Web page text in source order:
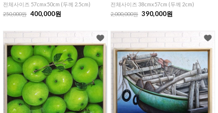
전체사이즈 57cmx50cm (두께 2.5cm)
250,000원 400,000원
전체사이즈 38cmx57cm (두께 2cm)
2,000,000원 390,000원